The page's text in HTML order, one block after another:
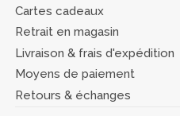
Cartes cadeaux
Retrait en magasin
Livraison & frais d'expédition
Moyens de paiement
Retours & échanges